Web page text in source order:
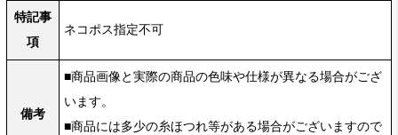
特記事
項
ネコポス指定不可
備考
■商品画像と実際の商品の色味や仕様が異なる場合がござ
います。
■商品には多少の糸ほつれ等がある場合がございますので